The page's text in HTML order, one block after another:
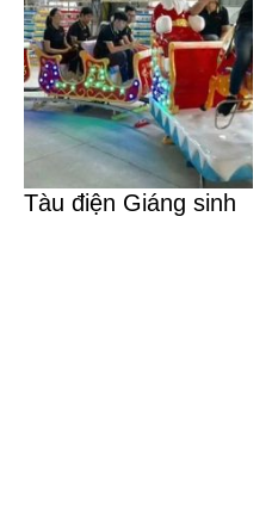
Tàu điện Giáng sinh